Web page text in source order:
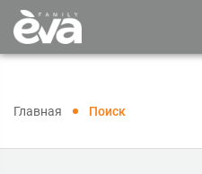
Главная Поиск